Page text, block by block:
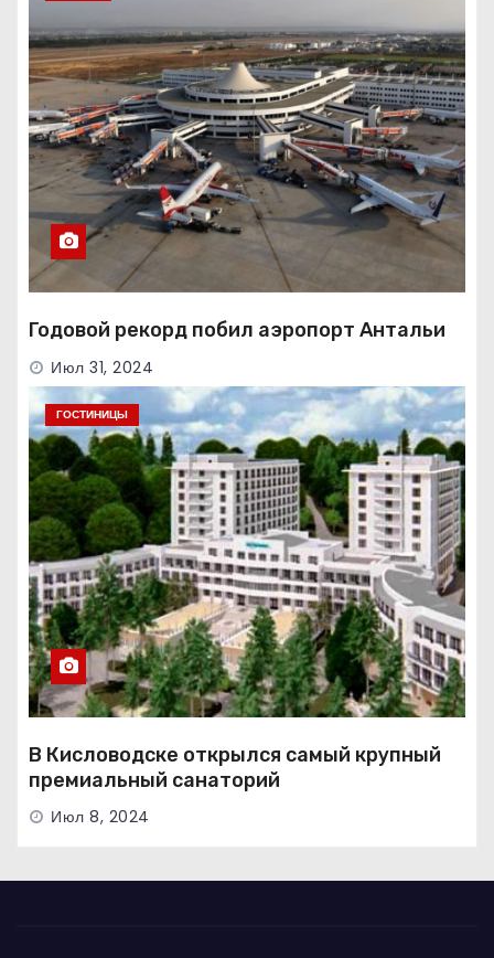
Годовой рекорд побил аэропорт Антальи
Июл 31, 2024
ГОСТИНИЦЫ
В Кисловодске открылся самый крупный
премиальный санаторий
Июл 8, 2024